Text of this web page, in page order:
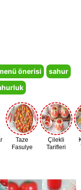
önerisi
sahur
Taze
Fasulye
Çilekli
Tarifleri